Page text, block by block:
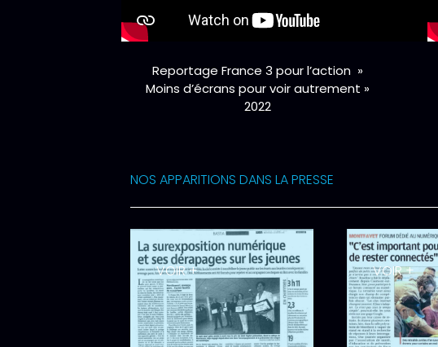
Reportage France 3 pour l’action »
Moins d’écrans pour voir autrement »
2022
NOS APPARITIONS DANS LA PRESSE
VOIR + VOIR +
Article dans "La
Provence"
Article Journal
scolaire